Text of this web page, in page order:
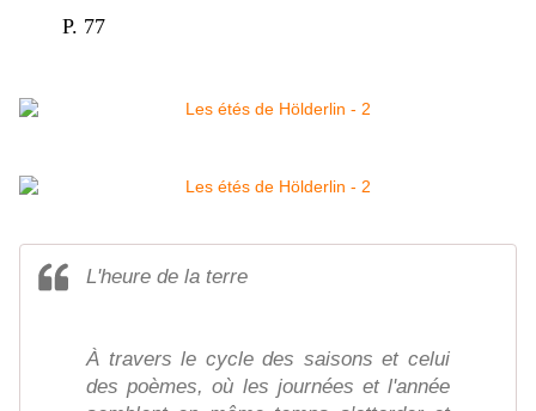
P. 77
L'heure de la terre
À travers le cycle des saisons et celui
des poèmes, où les journées et l'année